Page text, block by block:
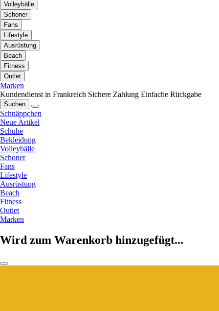
Volleybälle
Schoner
Fans
Lifestyle
Ausrüstung
Beach
Fitness
Outlet
Marken
Kundendienst in Frankreich Sichere Zahlung Einfache Rückgabe
Suchen
Schnäppchen
Neue Artikel
Schuhe
Bekleidung
Volleybälle
Schoner
Fans
Lifestyle
Ausrüstung
Beach
Fitness
Outlet
Marken
Wird zum Warenkorb hinzugefügt...